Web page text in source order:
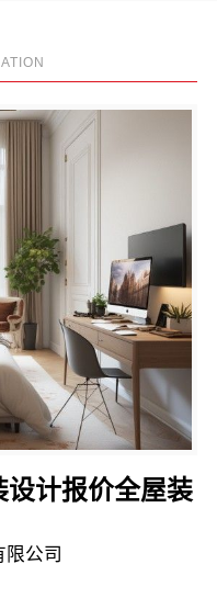
计报价全屋装
公司